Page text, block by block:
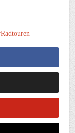
Radtouren